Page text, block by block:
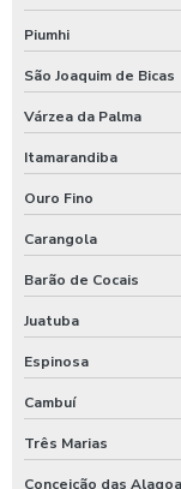
Shampoo carros com
Shampoo para
Shampoo de lavar
Shampoozeira a ar
Shampoozeira
Shampoozeira
Shampoozeira
Shampoozeira
Shampoozeira
Piumhi
São Joaquim de Bicas
Várzea da Palma
Itamarandiba
Ouro Fino
Carangola
Barão de Cocais
Juatuba
Espinosa
Cambuí
Três Marias
Conceição das